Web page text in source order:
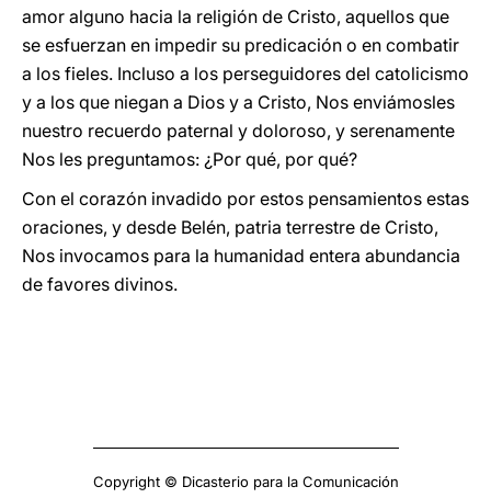
amor alguno hacia la religión de Cristo, aquellos que
se esfuerzan en impedir su predicación o en combatir
a los fieles. Incluso a los perseguidores del catolicismo
y a los que niegan a Dios y a Cristo, Nos enviámosles
nuestro recuerdo paternal y doloroso, y serenamente
Nos les preguntamos: ¿Por qué, por qué?
Con el corazón invadido por estos pensamientos estas
oraciones, y desde Belén, patria terrestre de Cristo,
Nos invocamos para la humanidad entera abundancia
de favores divinos.
Copyright © Dicasterio para la Comunicación